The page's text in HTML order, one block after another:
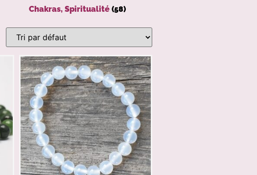
Chakras, Spiritualité (58)